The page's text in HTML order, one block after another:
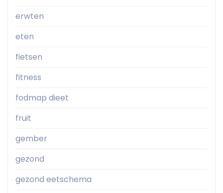
erwten
eten
fietsen
fitness
fodmap dieet
fruit
gember
gezond
gezond eetschema